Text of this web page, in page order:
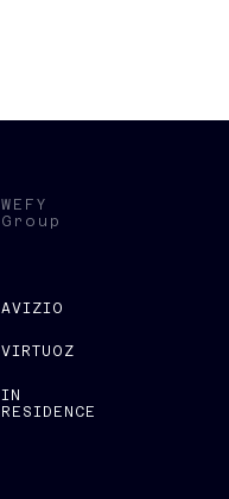
WEFY
Group
AVIZIO
VIRTUOZ
IN
RESIDENCE